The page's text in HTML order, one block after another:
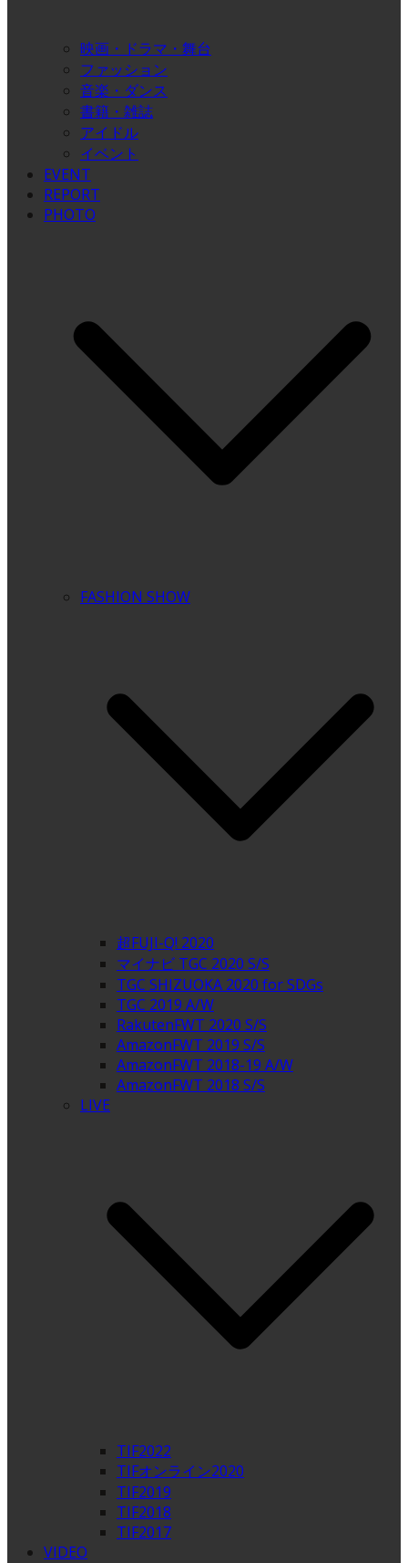
映画・ドラマ・舞台
ファッション
音楽・ダンス
書籍・雑誌
アイドル
イベント
EVENT
REPORT
PHOTO
FASHION SHOW
超FUJI-Q! 2020
マイナビ TGC 2020 S/S
TGC SHIZUOKA 2020 for SDGs
TGC 2019 A/W
RakutenFWT 2020 S/S
AmazonFWT 2019 S/S
AmazonFWT 2018-19 A/W
AmazonFWT 2018 S/S
LIVE
TIF2022
TIFオンライン2020
TIF2019
TIF2018
TIF2017
VIDEO